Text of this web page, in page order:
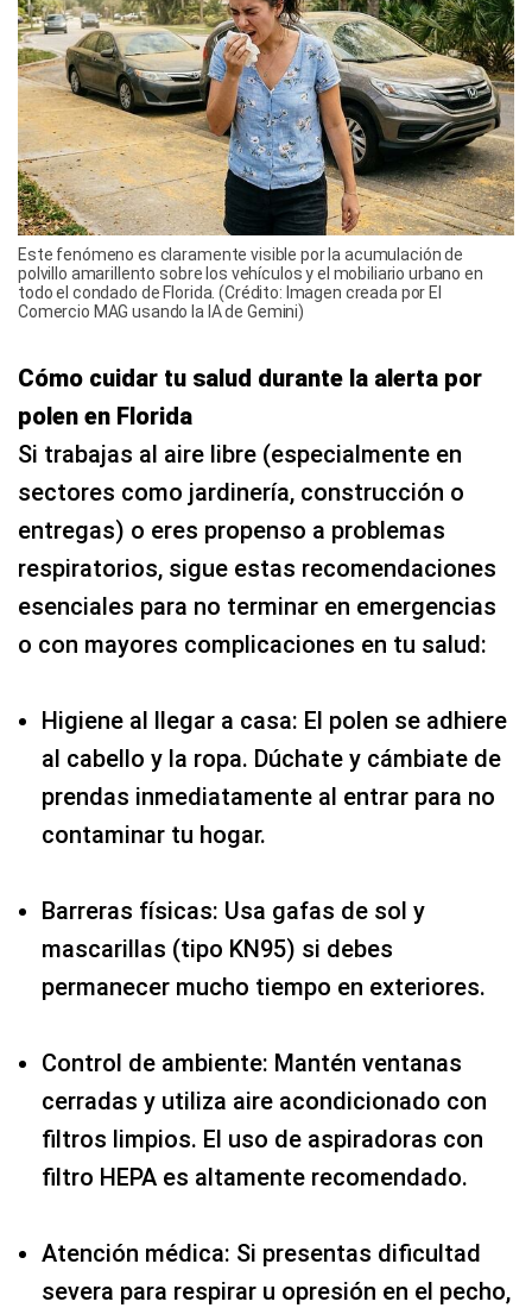
Este fenómeno es claramente visible por la acumulación de
polvillo amarillento sobre los vehículos y el mobiliario urbano en
todo el condado de Florida. (Crédito: Imagen creada por El
Comercio MAG usando la IA de Gemini)
Cómo cuidar tu salud durante la alerta por
polen en Florida
Si trabajas al aire libre (especialmente en
sectores como jardinería, construcción o
entregas) o eres propenso a problemas
respiratorios, sigue estas recomendaciones
esenciales para no terminar en emergencias
o con mayores complicaciones en tu salud:
Higiene al llegar a casa: El polen se adhiere
al cabello y la ropa. Dúchate y cámbiate de
prendas inmediatamente al entrar para no
contaminar tu hogar.
Barreras físicas: Usa gafas de sol y
mascarillas (tipo KN95) si debes
permanecer mucho tiempo en exteriores.
Control de ambiente: Mantén ventanas
cerradas y utiliza aire acondicionado con
filtros limpios. El uso de aspiradoras con
filtro HEPA es altamente recomendado.
Atención médica: Si presentas dificultad
severa para respirar u opresión en el pecho,